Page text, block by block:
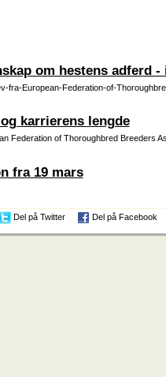
om hestens adferd -
fra-European-Federation-of-
karrierens lengde
Federation of Thoroughbred Breeders
fra 19 mars
Del på Twitter Del på Facebook